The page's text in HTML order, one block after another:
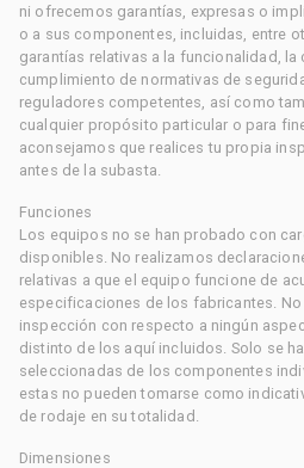
ni ofrecemos garantías, expresas o
o a sus componentes, incluidas, entre
garantías relativas a la funcionalidad, la
cumplimiento de normativas de
reguladores competentes, así como
cualquier propósito particular o para
aconsejamos que realices tu propia
antes de la subasta.
Funciones
Los equipos no se han probado con
disponibles. No realizamos
relativas a que el equipo funcione de
especificaciones de los fabricantes. No
inspección con respecto a ningún
distinto de los aquí incluidos. Solo se
seleccionadas de los componentes
estas no pueden tomarse como
de rodaje en su totalidad.
Dimensiones